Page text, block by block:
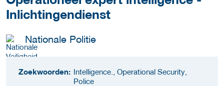
Inlichtingendienst
Nationale Politie
Zoekwoorden: Intelligence., Operational Security,
Police